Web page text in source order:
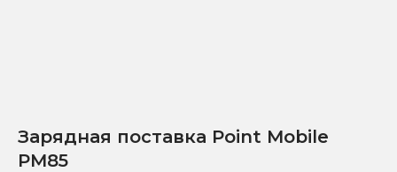
Зарядная поставка Point Mobile
PM85